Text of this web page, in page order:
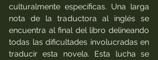
culturalmente específicas. Una larga
nota de la traductora al inglés se
encuentra al final del libro delineando
todas las dificultades involucradas en
traducir esta novela. Esta lucha se